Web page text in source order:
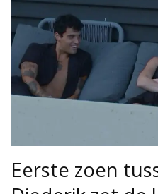
Eerste zoen